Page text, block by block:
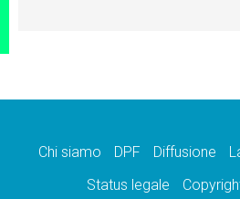
Chi siamo DPF Diffusione
Status legale